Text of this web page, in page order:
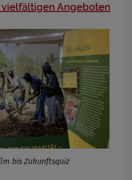
Angeboten
bis Zukunftsquiz